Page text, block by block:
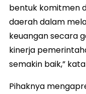
bentuk komitmen
daerah dalam
keuangan secara
kinerja
semakin baik,”
Pihaknya